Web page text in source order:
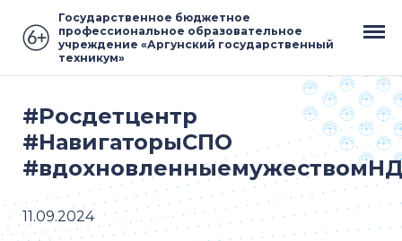
Государственное бюджетное
профессиональное образовательное
учреждение «Аргунский государственный
техникум»
#Росдетцентр
#НавигаторыСПО
11.09.2024